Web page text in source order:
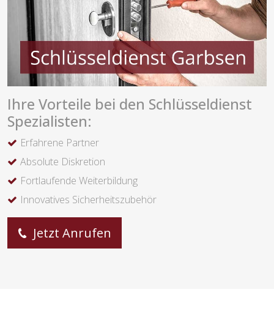
Ihre Vorteile bei den Schlüsseldienst
Spezialisten:
Erfahrene Partner
Absolute Diskretion
Fortlaufende Weiterbildung
Innovatives Sicherheitszubehör
Jetzt Anrufen